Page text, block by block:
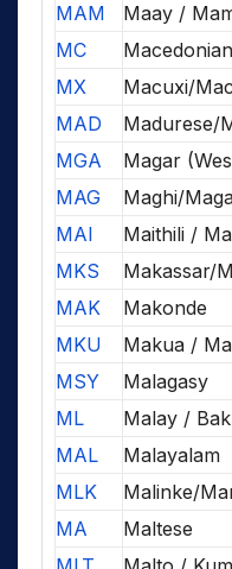
MAM
Maay /
MC
Macedonian
MX
Macuxi/
MAD
Madurese/
MGA
Magar
MAG
Maghi/
MAI
Maithili /
MKS
Makassar/
MAK
Makonde
MKU
Makua /
MSY
Malagasy
ML
Malay /
MAL
Malayalam
MLK
Malinke/
MA
Maltese